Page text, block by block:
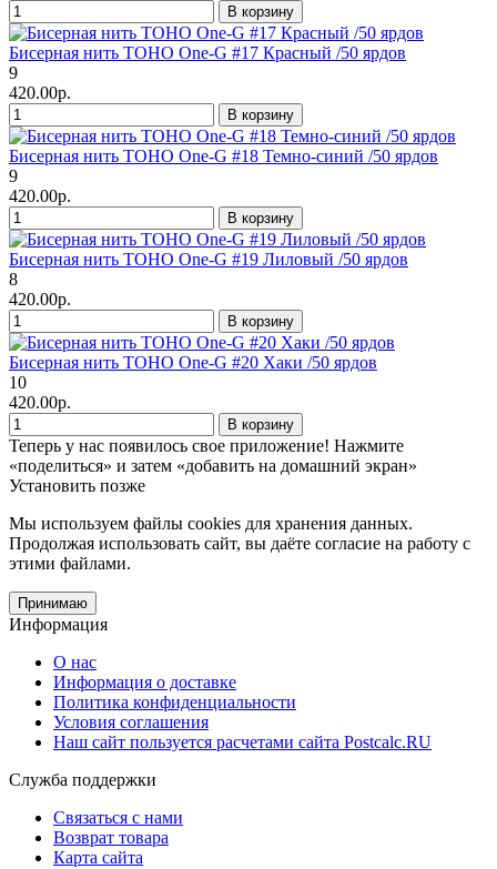
В корзину
Бисерная нить TOHO One-G #17 Красный /50 ярдов
9
420.00р.
В корзину
Бисерная нить TOHO One-G #18 Темно-синий /50 ярдов
9
420.00р.
В корзину
Бисерная нить TOHO One-G #19 Лиловый /50 ярдов
8
420.00р.
В корзину
Бисерная нить TOHO One-G #20 Хаки /50 ярдов
10
420.00р.
В корзину
Теперь у нас появилось свое приложение! Нажмите
«поделиться» и затем «добавить на домашний экран»
Установить позже
Мы используем файлы cookies для хранения данных.
Продолжая использовать сайт, вы даёте согласие на работу с
этими файлами.
Принимаю
Информация
О нас
Информация о доставке
Политика конфиденциальности
Условия соглашения
Наш сайт пользуется расчетами сайта Postcalc.RU
Служба поддержки
Связаться с нами
Возврат товара
Карта сайта